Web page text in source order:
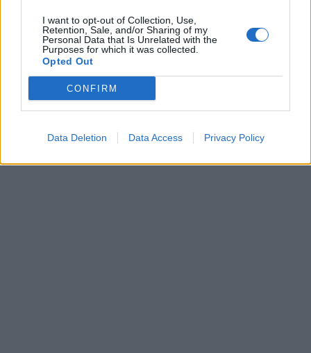
I want to opt-out of Collection, Use,
Retention, Sale, and/or Sharing of my
Personal Data that Is Unrelated with the
Purposes for which it was collected.
Opted Out
CONFIRM
Data Deletion Data Access Privacy Policy